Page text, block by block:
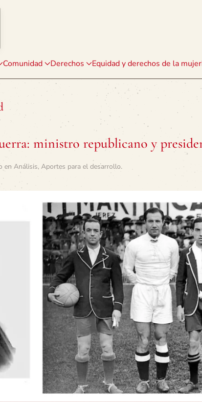
Comunidad Derechos Equidad y derechos de la mujer
ministro republicano y
en Análisis, Aportes para el desarrollo.